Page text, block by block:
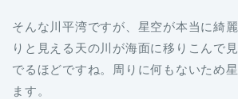
そんな川平湾ですが、星空が本当に綺
りと見える天の川が海面に移りこんで
でるほどですね。周りに何もないため
ます。